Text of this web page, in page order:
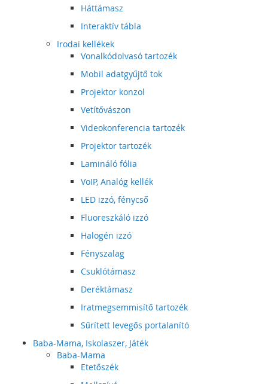
Háttámasz
Interaktív tábla
Irodai kellékek
Vonalkódolvasó tartozék
Mobil adatgyűjtő tok
Projektor konzol
Vetítővászon
Videokonferencia tartozék
Projektor tartozék
Lamináló fólia
VoIP, Analóg kellék
LED izzó, fénycső
Fluoreszkáló izzó
Halogén izzó
Fényszalag
Csuklótámasz
Deréktámasz
Iratmegsemmisítő tartozék
Sűrített levegős portalanító
Baba-Mama, Iskolaszer, Játék
Baba-Mama
Etetőszék